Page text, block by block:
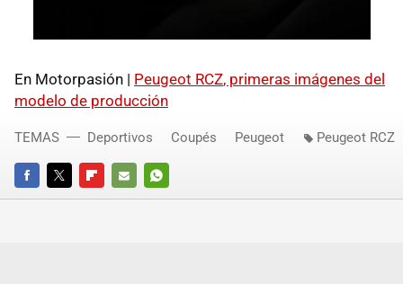
En Motorpasión | Peugeot RCZ, primeras imágenes del
modelo de producción
FACEBOOKTWITTERFLIPBOARD
E-
WHATSAPP
TEMAS Deportivos Coupés Peugeot Peugeot RCZ